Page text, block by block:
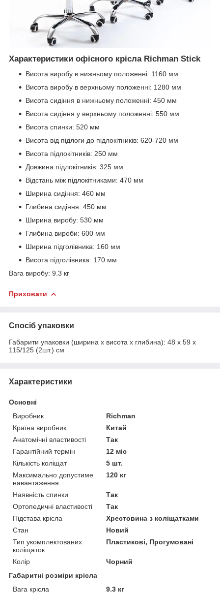
Характеристики офісного крісла Richman Stick
Висота виробу в нижньому положенні: 1160 мм
Висота виробу в верхньому положенні: 1280 мм
Висота сидіння в нижньому положенні: 450 мм
Висота сидіння у верхньому положенні: 550 мм
Висота спинки: 520 мм
Висота від підлоги до підлокітників: 620-720 мм
Висота підлокітників: 250 мм
Довжина підлокітників: 325 мм
Відстань між підлокітниками: 470 мм
Ширина сидіння: 460 мм
Глибина сидіння: 450 мм
Ширина виробу: 530 мм
Глибина вироби: 600 мм
Ширина підголівника: 160 мм
Висота підголівника: 170 мм
Вага виробу: 9.3 кг
Приховати
Спосіб упаковки
Габарити упаковки (ширина х висота х глибина): 48 х 59 х
115/125 (2шт.) см
Характеристики
Основні
Виробник
Richman
Країна виробник
Китай
Анатомічні властивості
Так
Гарантійний термін
12 міс
Кількість коліщат
5 шт.
Максимально допустиме
навантаження
120 кг
Наявність спинки
Так
Ортопедичні властивості
Так
Підстава крісла
Хрестовина з коліщатками
Стан
Новий
Тип укомплектованих
коліщаток
Пластикові, Прогумовані
Колір
Чорний
Габаритні розміри крісла
Вага крісла
9.3 кг